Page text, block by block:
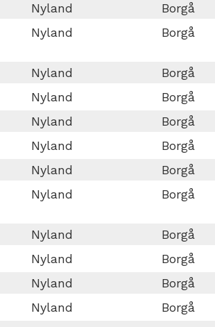
Nyland Borgå
Nyland Borgå
Nyland Borgå
Nyland Borgå
Nyland Borgå
Nyland Borgå
Nyland Borgå
Nyland Borgå
Nyland Borgå
Nyland Borgå
Nyland Borgå
Nyland Borgå